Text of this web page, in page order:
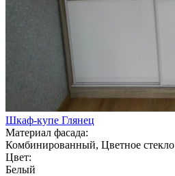
Шкаф-купе Глянец
Материал фасада:
Комбинированный, Цветное стекло
Цвет:
Белый